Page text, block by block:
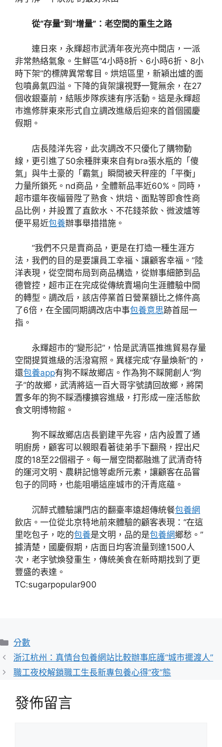
從“存量”到“增量”：老空間的重生之路
連日來，永輝超市武清年夜光亮中間店，一派
非常熱絡氣象。生鮮區“4小時8折、6小時6折、8小
時下架”的標牌異常奪目。烘焙區里，新穎出爐的面
包噴鼻氣四溢。下降的貨架讓視野一覽無余，在27
個收銀臺前，結賬步隊疾速有序活動。這是永輝超
市進修胖東來形式自立調改進級后迎來的首個國慶
假期。
店長陸洋先容，此次調改不只優化了購物動
線，更引進了50余種胖東來自有bra張水瓶的「傻
氣」與牛土豪的「霸氣」瞬間被天秤座的「平衡」
力量所鎖死。nd商品，全體新品率近60%。同時，
超市還年夜幅晉陞了熟食、烘焙、面點等即食性商
品比例，并設置了直飲水、不花錢茶飲、微波爐等
便平易近包養辦事舉措措施。
“我們不只是賣商品，更是在打造一種生涯方
法，我們的目的是要讓員工幸福、讓顧客幸福。”陸
洋表現，從空間布局到商品構造，從辦事細節到品
德管控，超市正在完成從傳統賣場向生涯體驗中間
的轉型。調改后，該店停業首日營業額比之條件高
了6倍，在全國同期調改店中事包養意思跡首屈一
指。
永輝超市的“變形記”，恰是武清區推進貿易存量
空間提質進級的活潑寫照。異樣完成“存量煥新”的，
還包養app有狗不睬故鄉店。作為狗不睬開創人“狗
子”的故鄉，武清將這一百大哥字號請回故鄉，將閑
置多年的狗不睬酒樓擴容進級，打形成一座活態飲
食文明博物館。
狗不睬故鄉店店長劉建平先容，店內設置了通
明廚房，顧客可以親眼看著徒弟手下翻飛，捏出尺
度的18至22個褶子。每一層空間都融進了武清奇特
的運河文明、農耕記憶等處所元素，讓顧客在品嘗
包子的同時，也能咀嚼這座城市的汗青底蘊。
沉醉式體驗讓門店的翻臺率遠超傳統餐包養網
飲店。一位從北京特地前來體驗的顧客表現：“在這
里吃包子，吃的包養是文明，品的是包養網鄉愁。”
據清楚，國慶假期，店面日均客流量到達1500人
次，老字號煥發重生，傳統美食在新時期找到了更
豐盛的表達。
TC:sugarpopular900
分
類
分數
浙江杭州：真情台包養網站比較辦事庇護“城市擺渡人”
職工夜校解鎖職工生長新專包養心得“夜”態
發佈留言